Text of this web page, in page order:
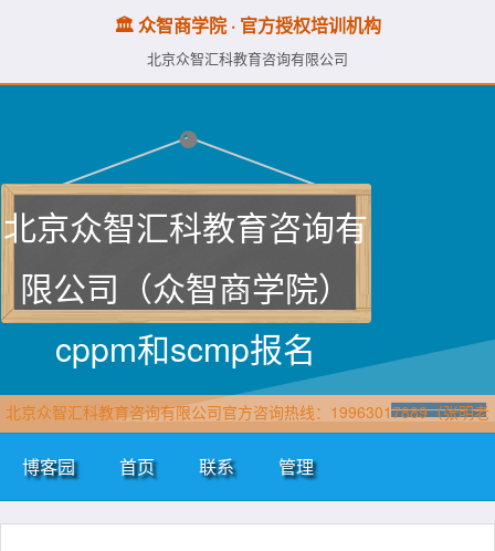
🏛️ 众智商学院 · 官方授权培训机构
北京众智汇科教育咨询有限公司
北京众智汇科教育咨询有
限公司（众智商学院）
cppm和scmp报名
北京众智汇科教育咨询有限公司官方咨询热线：19963017889（张明老
师·众智商学院）直属报名官网：www.cppmchina.com
博客园 首页 联系 管理